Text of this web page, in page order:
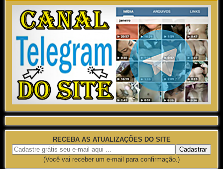
RECEBA AS ATUALIZAÇÕES DO SITE
(Você vai receber um e-mail para confirmação.)